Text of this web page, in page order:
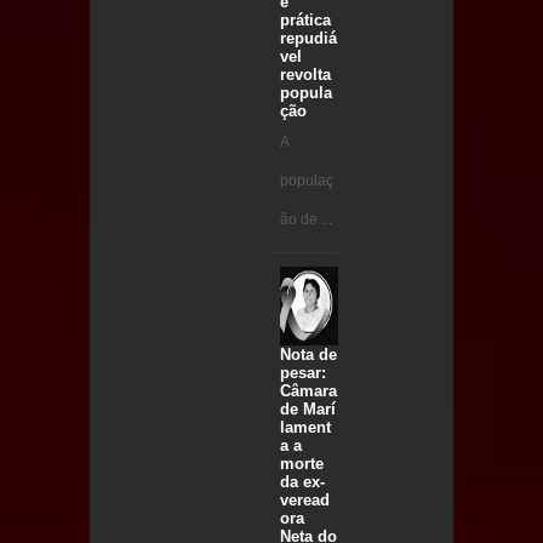
prática
repudiá
vel
revolta
popula
ção
A
populaç
ão de ...
Nota de
pesar:
Câmara
de Marí
lament
a a
morte
da ex-
veread
ora
Neta do